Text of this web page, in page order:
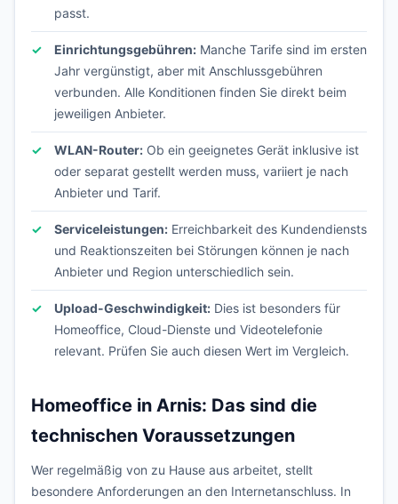
passt.
Einrichtungsgebühren: Manche Tarife sind im ersten
Jahr vergünstigt, aber mit Anschlussgebühren
verbunden. Alle Konditionen finden Sie direkt beim
jeweiligen Anbieter.
WLAN-Router: Ob ein geeignetes Gerät inklusive ist
oder separat gestellt werden muss, variiert je nach
Anbieter und Tarif.
Serviceleistungen: Erreichbarkeit des Kundendiensts
und Reaktionszeiten bei Störungen können je nach
Anbieter und Region unterschiedlich sein.
Upload-Geschwindigkeit: Dies ist besonders für
Homeoffice, Cloud-Dienste und Videotelefonie
relevant. Prüfen Sie auch diesen Wert im Vergleich.
Homeoffice in Arnis: Das sind die
technischen Voraussetzungen
Wer regelmäßig von zu Hause aus arbeitet, stellt
besondere Anforderungen an den Internetanschluss. In